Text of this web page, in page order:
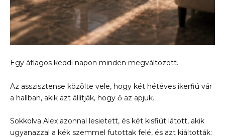
Egy átlagos keddi napon minden megváltozott.
Az asszisztense közölte vele, hogy két hétéves ikerfiú vár
a hallban, akik azt állítják, hogy ő az apjuk.
Sokkolva Alex azonnal lesietett, és két kisfiút látott, akik
ugyanazzal a kék szemmel futottak felé, és azt kiáltották: